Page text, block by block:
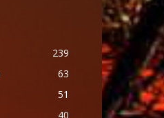
239
63
51
40